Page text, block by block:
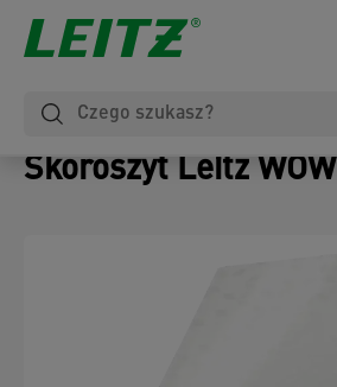
Skoroszyt Leitz WOW